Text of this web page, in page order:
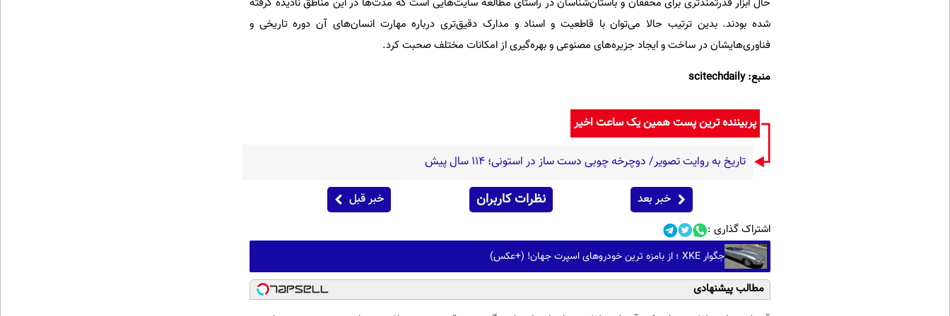
حال ابزار قدرتمندتری برای محققان و باستان‌شناسان در راستای مطالعه سایت‌هایی است که مدت‌ها در این مناطق نادیده گرفته
شده بودند. بدین ترتیب حالا می‌توان با قاطعیت و اسناد و مدارک دقیق‌تری درباره مهارت انسان‌های آن دوره تاریخی و
فناوری‌هایشان در ساخت و ایجاد جزیره‌های مصنوعی و بهره‌گیری از امکانات مختلف صحبت کرد.
منبع: scitechdaily
پربیننده ترین پست همین یک ساعت اخیر
تاریخ به روایت تصویر/ دوچرخه چوبی دست ساز در استونی؛ 114 سال پیش
خبر بعد نظرات کاربران خبر قبل
اشتراک گذاری :
جگوار XKE ؛ از بامزه ترین خودروهای اسپرت جهان! (+عکس)
مطالب پیشنهادی